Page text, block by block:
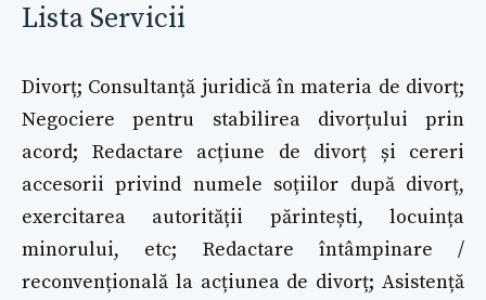
Lista Servicii
Divorț; Consultanță juridică în materia de divorț;
Negociere pentru stabilirea divorțului prin
acord; Redactare acțiune de divorț și cereri
accesorii privind numele soțiilor după divorț,
exercitarea autorității părintești, locuința
minorului, etc; Redactare întâmpinare /
reconvențională la acțiunea de divorț; Asistență